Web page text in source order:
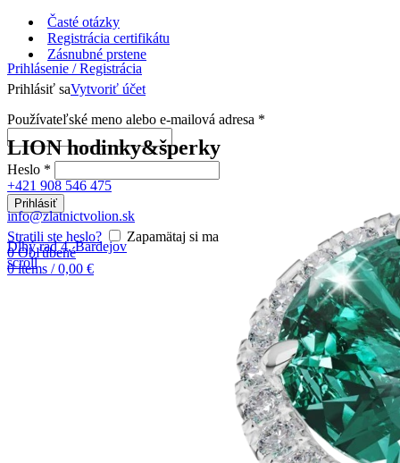
Časté otázky
Registrácia certifikátu
Prihlásenie / Registrácia
Prihlásiť saVytvoriť účet
Používateľské meno alebo e-mailová adresa *
Heslo *
Prihlásiť
Stratili ste heslo?
Zapamätaj si ma
0Obľúbené
0items / 0,00 €
Zásnubné prstene
LION hodinky&šperky
+421 908 546 475
info@zlatnictvolion.sk
Dlhý rad 4, Bardejov
scroll